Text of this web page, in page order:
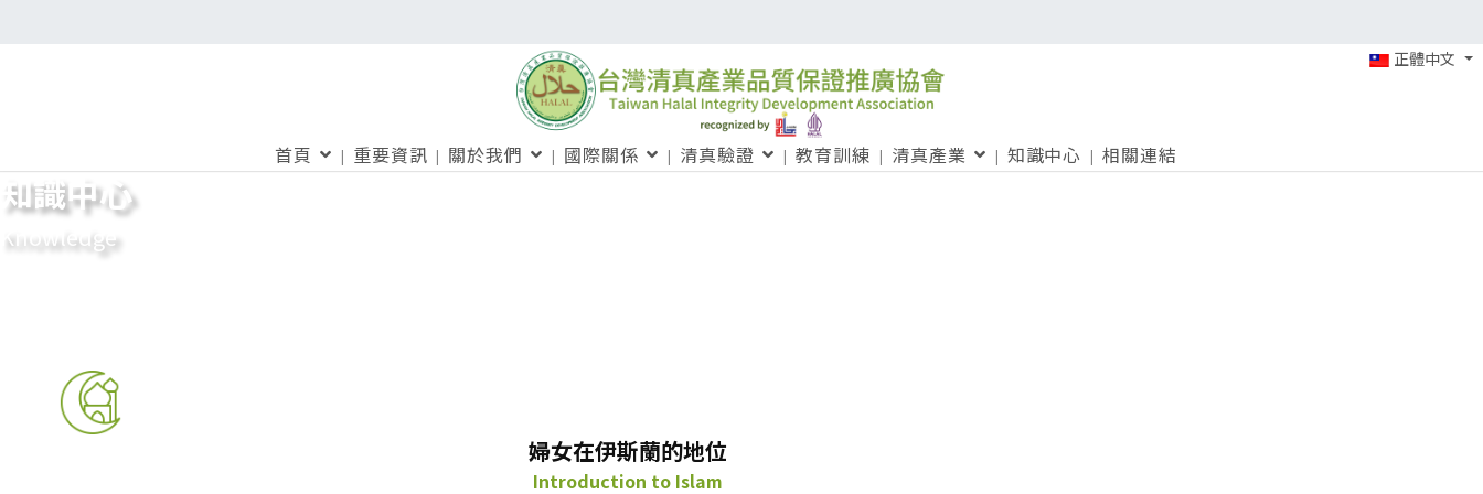
正體中文
首頁 重要資訊 關於我們 國際關係 清真驗證 教育訓練 清真產業 知識中心 相關連結
知識中心
Knowledge
婦女在伊斯蘭的地位
Introduction to Islam